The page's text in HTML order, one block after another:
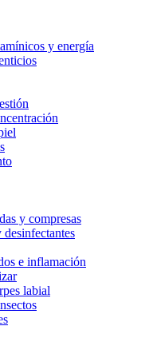
y energía
y compresas
e inflamación
labial